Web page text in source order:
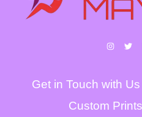
Get in Touch with
Custom